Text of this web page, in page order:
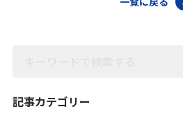
記事カテゴリー